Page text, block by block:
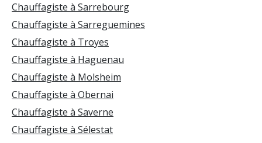
Chauffagiste à Sarrebourg
Chauffagiste à Sarreguemines
Chauffagiste à Troyes
Chauffagiste à Haguenau
Chauffagiste à Molsheim
Chauffagiste à Obernai
Chauffagiste à Saverne
Chauffagiste à Sélestat